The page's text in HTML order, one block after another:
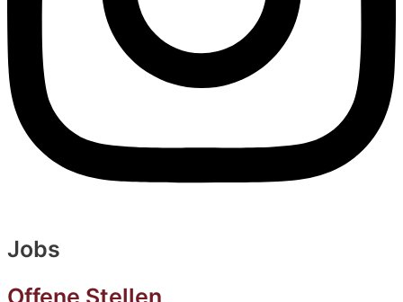
Jobs
Offene Stellen